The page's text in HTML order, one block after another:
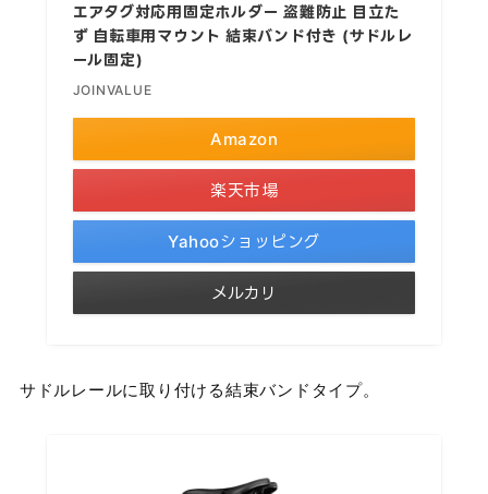
エアタグ対応用固定ホルダー 盗難防止 目立た
ず 自転車用マウント 結束バンド付き (サドルレ
ール固定)
JOINVALUE
Amazon
楽天市場
Yahooショッピング
メルカリ
サドルレールに取り付ける結束バンドタイプ。